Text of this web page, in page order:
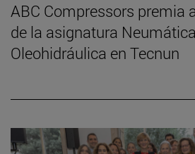
ABC Compressors premia
de la asignatura
Oleohidráulica en Tecnun